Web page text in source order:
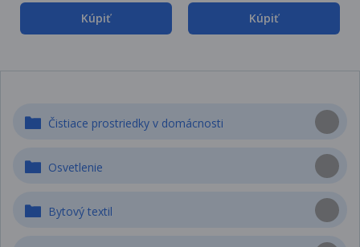
Kúpiť Kúpiť
Čistiace prostriedky v domácnosti
Osvetlenie
Bytový textil